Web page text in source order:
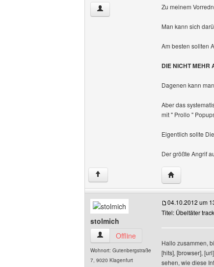
gaestewohnung-berlin Benutzer-
Zu meinem
Man kann sich
Am besten sollten
DIE NICHT MEHR
Dagenen kann
Aber das
mit " Prollo "
Eigentlich sollte
Der größte Angrif
↑ Website
stolmich
stolmich Benutzer-Profile anzeigen
Offline
Wohnort: Gutenbergstraße
7, 9020 Klagenfurt
04.10.2012 um
Titel: Übeltäter
Hallo zusammen,
[hits], [browser],
sehen, wie diese